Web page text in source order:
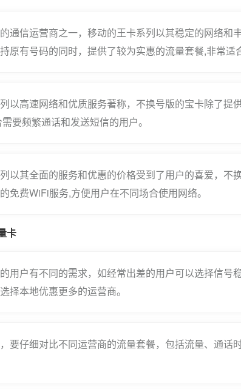
通信运营商之一，移动的王卡系列以其稳定的网络和
原有号码的同时，提供了较为实惠的流量套餐,非常适
以高速网络和优质服务著称，不换号版的宝卡除了提
要频繁通话和发送短信的用户。
以其全面的服务和优惠的价格受到了用户的喜爱，不
免费WiFi服务,方便用户在不同场合使用网络。
卡
用户有不同的需求，如经常出差的用户可以选择信号
择本地优惠更多的运营商。
要仔细对比不同运营商的流量套餐，包括流量、通话